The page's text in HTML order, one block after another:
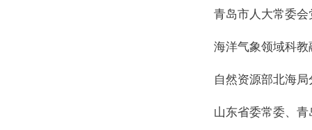
青岛市人大常委
海洋气象领域科
自然资源部北海
山东省委常委、